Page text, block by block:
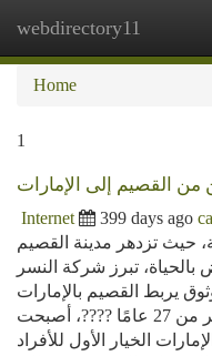
webdirectory11
Home
1
القصيم إلى الإمارات
Internet 399 days ago
حيث تزدهر مدينة القصيم
تبرز شركة النسر
يربط القصيم بالإمارات
بكفاءة ودقة. ???? بخبرة تمتد لأكثر من 27 عامًا ????، أصبحت
الخيار الأول للأفراد